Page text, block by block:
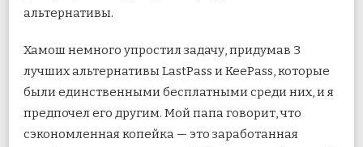
альтернативы.
Хамош немного упростил задачу, придумав 3
лучших альтернативы LastPass и KeePass, которые
были единственными бесплатными среди них, и я
предпочел его другим. Мой папа говорит, что
сэкономленная копейка — это заработанная